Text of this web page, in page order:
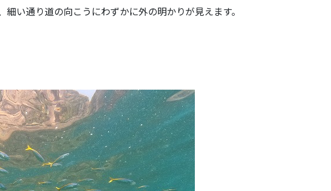
い通り道の向こうにわずかに外の明かりが見えます。